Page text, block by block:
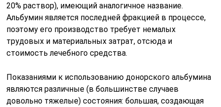
20% раствор), имеющий аналогичное название.
Альбумин является последней фракцией в процессе,
поэтому его производство требует немалых
трудовых и материальных затрат, отсюда и
стоимость лечебного средства.
Показаниями к использованию донорского альбумина
являются различные (в большинстве случаев
довольно тяжелые) состояния: большая, создающая